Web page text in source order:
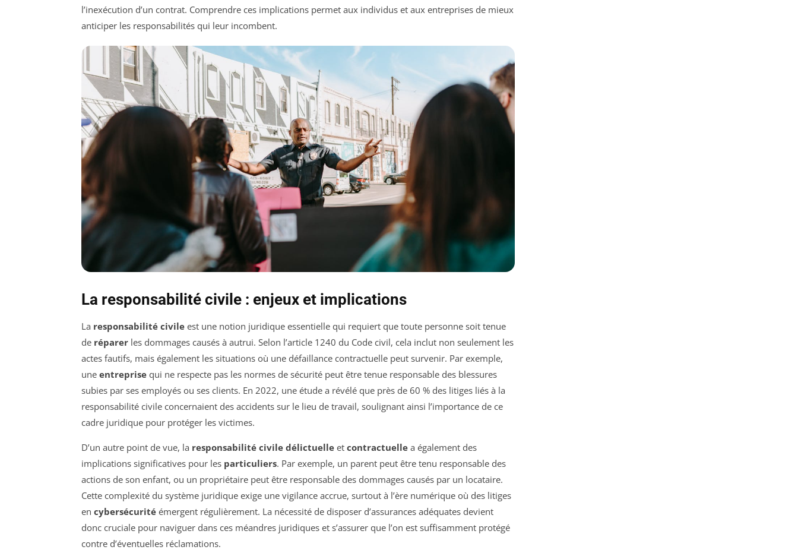
l’inexécution d’un contrat. Comprendre ces implications permet aux individus et aux entreprises de mieux
anticiper les responsabilités qui leur incombent.
La responsabilité civile : enjeux et implications
La responsabilité civile est une notion juridique essentielle qui requiert que toute personne soit tenue
de réparer les dommages causés à autrui. Selon l’article 1240 du Code civil, cela inclut non seulement les
actes fautifs, mais également les situations où une défaillance contractuelle peut survenir. Par exemple,
une entreprise qui ne respecte pas les normes de sécurité peut être tenue responsable des blessures
subies par ses employés ou ses clients. En 2022, une étude a révélé que près de 60 % des litiges liés à la
responsabilité civile concernaient des accidents sur le lieu de travail, soulignant ainsi l’importance de ce
cadre juridique pour protéger les victimes.
D’un autre point de vue, la responsabilité civile délictuelle et contractuelle a également des
implications significatives pour les particuliers. Par exemple, un parent peut être tenu responsable des
actions de son enfant, ou un propriétaire peut être responsable des dommages causés par un locataire.
Cette complexité du système juridique exige une vigilance accrue, surtout à l’ère numérique où des litiges
en cybersécurité émergent régulièrement. La nécessité de disposer d’assurances adéquates devient
donc cruciale pour naviguer dans ces méandres juridiques et s’assurer que l’on est suffisamment protégé
contre d’éventuelles réclamations.